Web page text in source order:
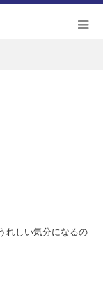
れしい気分になるの